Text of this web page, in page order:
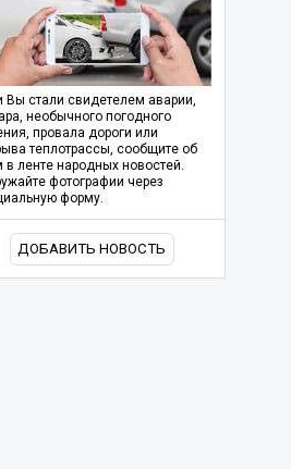
Вы стали свидетелем аварии,
необычного погодного
провала дороги или
теплотрассы, сообщите об
в ленте народных новостей.
фотографии через
форму.
ДОБАВИТЬ НОВОСТЬ